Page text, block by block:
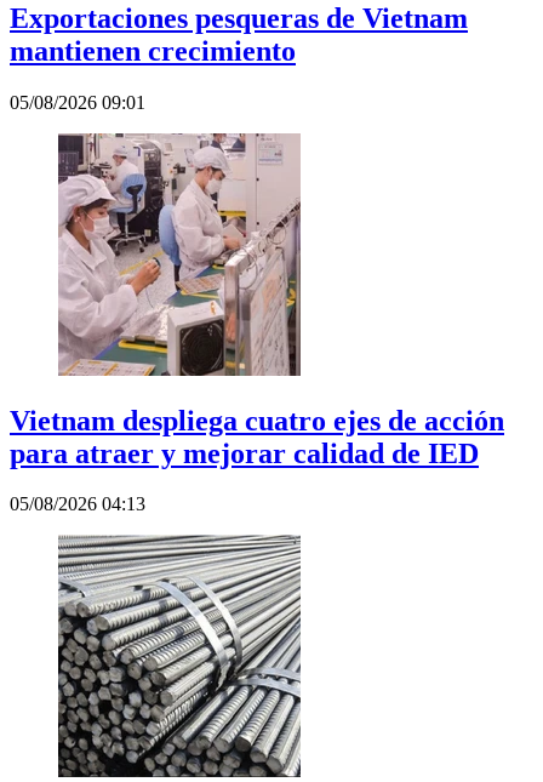
Exportaciones pesqueras de Vietnam
mantienen crecimiento
05/08/2026 09:01
Vietnam despliega cuatro ejes de acción
para atraer y mejorar calidad de IED
05/08/2026 04:13